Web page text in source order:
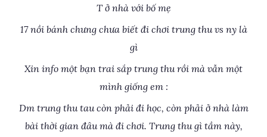
T ở nhà với bố mẹ
17 nồi bánh chưng chưa biết đi chơi trung thu vs ny là
gì
Xin info một bạn trai sắp trung thu rồi mà vẫn một
mình giống em :
Dm trung thu tau còn phải đi học, còn phải ở nhà làm
bài thời gian đâu mà đi chơi. Trung thu gì tầm này,